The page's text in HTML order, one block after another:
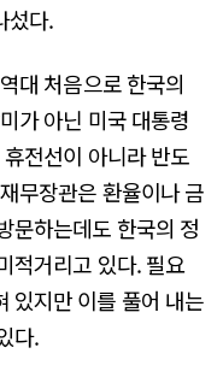
섰다.
대 처음으로 한국의
가 아닌 미국 대통령
전선이 아니라 반도
무장관은 환율이나 금
문하는데도 한국의 정
적거리고 있다. 필요
있지만 이를 풀어 내는
다.